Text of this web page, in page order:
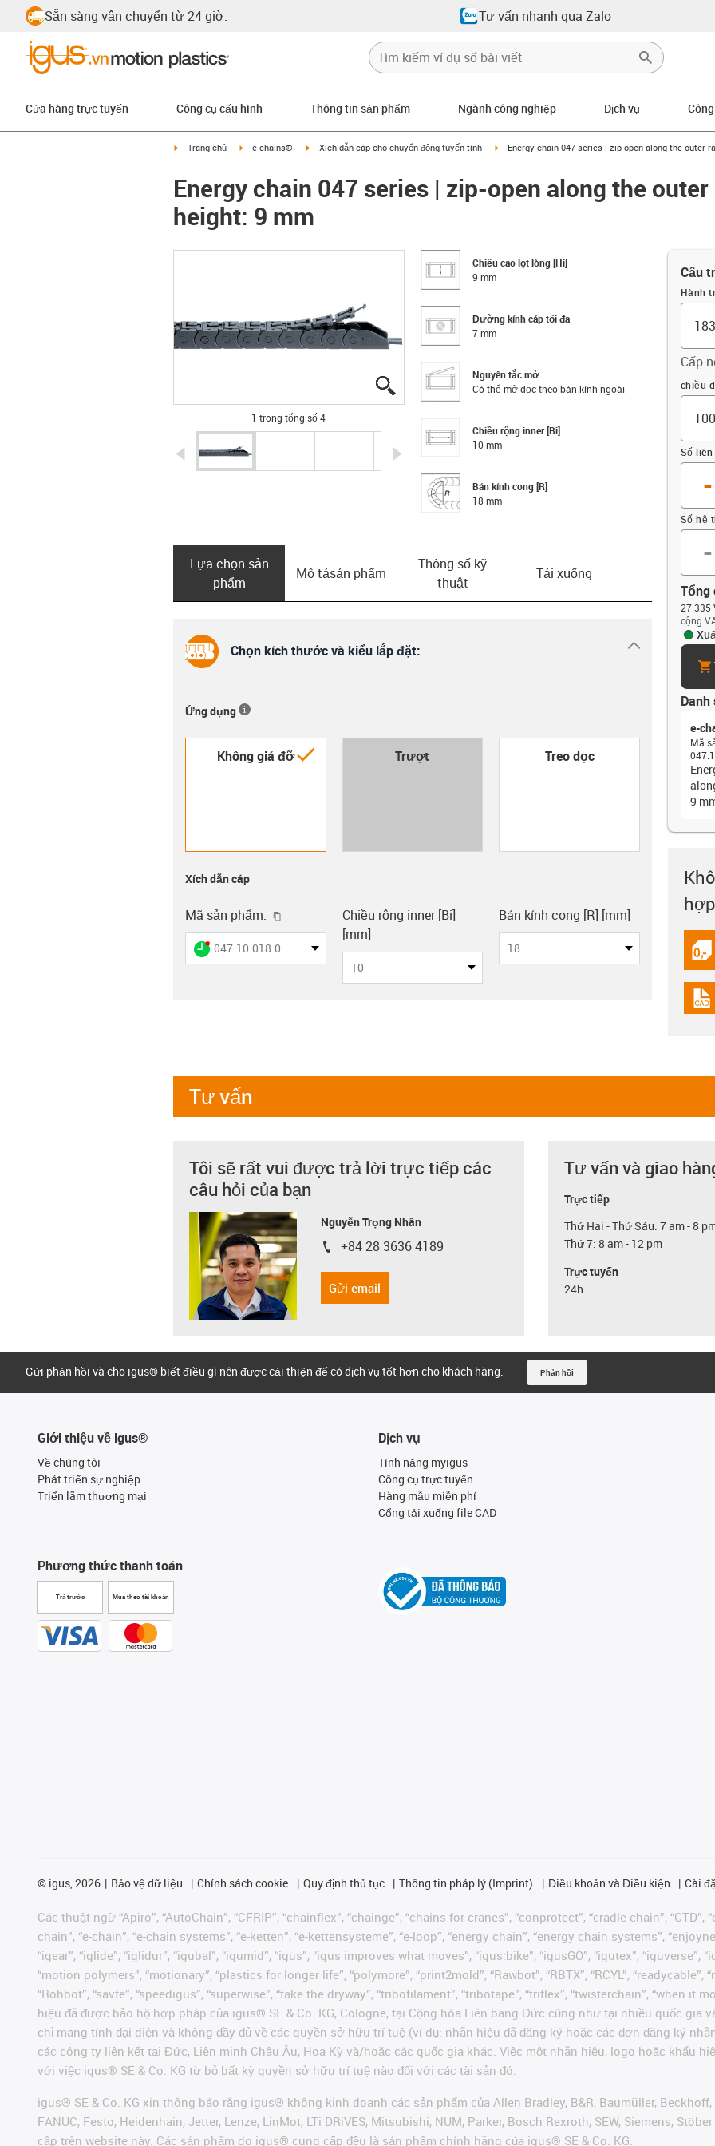
Sẵn sàng vận chuyển từ 24 giờ. Tư vấn nhanh qua Zalo
Cửa hàng trực tuyến Công cụ cấu hình Thông tin sản phẩm Ngành công nghiệp Dịch vụ
igus-icon-arrow-right
Trang chủ igus-icon-arrow-right
e-chains® igus-icon-arrow-right
Xích dẫn cáp cho chuyển động tuyến tính igus-icon-arrow-right
Energy chain 047 series | zip-open along the outer
Energy chain 047 series | zip-open along the
height: 9 mm
igus-icon-lupe
igus-icon-lupe
igus-icon-lupe
igus-icon-lupe
1 trong tổng số 4
igus-icon-arrow-left igus-icon-arrow-right
Chiều cao lọt lòng [Hi]
9 mm
Đường kính cáp tối đa
7 mm
Nguyên tắc mở
Có thể mở dọc theo bán kính ngoài
Chiều rộng inner [Bi]
10 mm
Bán kính cong [R]
18 mm
Cấu
Hành
Cấp
Offset
chiều
Số
-
Số hệ
-
Tổng
27.335
cộng
e-
Mã
9
Lựa chọn sản
phẩm
Mô tả­sản phẩm
Thông số kỹ
thuật
Tải xuống
Chọn kích thước và kiểu lắp đặt: igus-icon-
Ứng dụng
igus-icon-check
Không giá đỡ Trượt Treo dọc
Xích dẫn cáp
Mã sản phẩm. igus-icon-copy-clipboard
igus-icon-lieferzeit-dot
047.10.018.0
Chiều rộng inner [Bi]
[mm]
10
Bán kính cong [R] [mm]
18
Tư vấn
Tôi sẽ rất vui được trả lời trực tiếp các
câu hỏi của bạn
Nguyễn Trọng Nhân
igus-icon-phone
+84 28 3636 4189
Gửi email
Tư vấn và giao
Trực tiếp
Thứ Hai - Thứ Sáu: 7 am - 8
Thứ 7: 8 am - 12 pm
Trực tuyến
24h
Gửi phản hồi và cho igus® biết điều gì nên được cải thiện để có dịch vụ tốt hơn cho khách hàng. Phản hồi
Giới thiệu về igus®
Về chúng tôi
Phát triển sự nghiệp
Triển lãm thương mại
Phương thức thanh toán
Trả trước Mua theo tài khoản
Dịch vụ
Tính năng myigus
Công cụ trực tuyến
Hàng mẫu miễn phí
Cổng tải xuống file CAD
© igus, 2026 Bảo vệ dữ liệu Chính sách cookie Quy định thủ tục Thông tin pháp lý (Imprint) Điều khoản và Điều kiện Cài
Các thuật ngữ “Apiro”, “AutoChain”, “CFRIP”, “chainflex”, “chainge”, “chains for cranes”, “conprotect”, “cradle-chain”, “CTD”,
chain”, “e-chain”, “e-chain systems”, “e-ketten”, “e-kettensysteme”, “e-loop”, “energy chain”, “energy chain systems”,
“igear”, “iglide”, “iglidur”, “igubal”, “igumid”, “igus”, “igus improves what moves”, “igus:bike”, “igusGO”, “igutex”, “iguverse”,
“motion polymers”, “motionary”, “plastics for longer life”, “polymore”, “print2mold”, “Rawbot”, “RBTX”, “RCYL”, “readycable”,
“Rohbot”, “savfe”, “speedigus”, “superwise”, “take the dryway”, “tribofilament”, “tribotape”, “triflex”, “twisterchain”, “when it
hiệu đã được bảo hộ hợp pháp của igus® SE & Co. KG, Cologne, tại Cộng hòa Liên bang Đức cũng như tại nhiều quốc gia
chỉ mang tính đại diện và không đầy đủ về các quyền sở hữu trí tuệ (ví dụ: nhãn hiệu đã đăng ký hoặc các đơn đăng ký
các công ty liên kết tại Đức, Liên minh Châu Âu, Hoa Kỳ và/hoặc các quốc gia khác. Việc một nhãn hiệu, logo hoặc khẩu
với việc igus® SE & Co. KG từ bỏ bất kỳ quyền sở hữu trí tuệ nào đối với các tài sản đó.
igus® SE & Co. KG xin thông báo rằng igus® không kinh doanh các sản phẩm của Allen Bradley, B&R, Baumüller, Beckhoff,
FANUC, Festo, Heidenhain, Jetter, Lenze, LinMot, LTi DRiVES, Mitsubishi, NUM, Parker, Bosch Rexroth, SEW, Siemens,
cập trên website này. Các sản phẩm do igus® cung cấp đều là sản phẩm chính hãng của igus® SE & Co. KG.